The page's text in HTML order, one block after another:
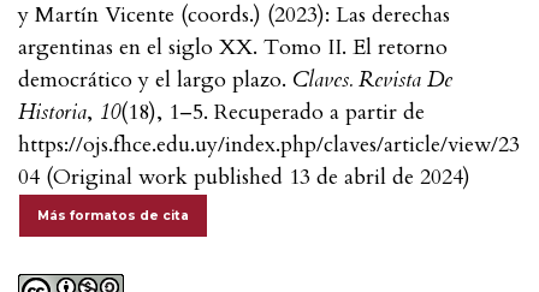
y Martín Vicente (coords.) (2023): Las derechas
argentinas en el siglo XX. Tomo II. El retorno
democrático y el largo plazo. Claves. Revista De
Historia, 10(18), 1–5. Recuperado a partir de
https://ojs.fhce.edu.uy/index.php/claves/article/view/23
04 (Original work published 13 de abril de 2024)
Más formatos de cita